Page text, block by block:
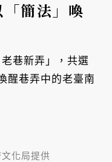
簡法」喚
巷新弄」，共選
醒巷弄中的老臺南
化局提供